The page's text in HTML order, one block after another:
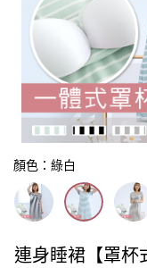
顏色：綠白
連身睡裙【罩杯